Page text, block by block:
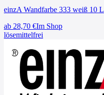
einzA Wandfarbe 333 weiß 10 L
ab 28,70 €Im Shop
lösemittelfrei